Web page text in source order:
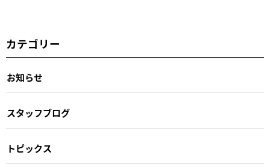
カテゴリー
お知らせ
スタッフブログ
トピックス